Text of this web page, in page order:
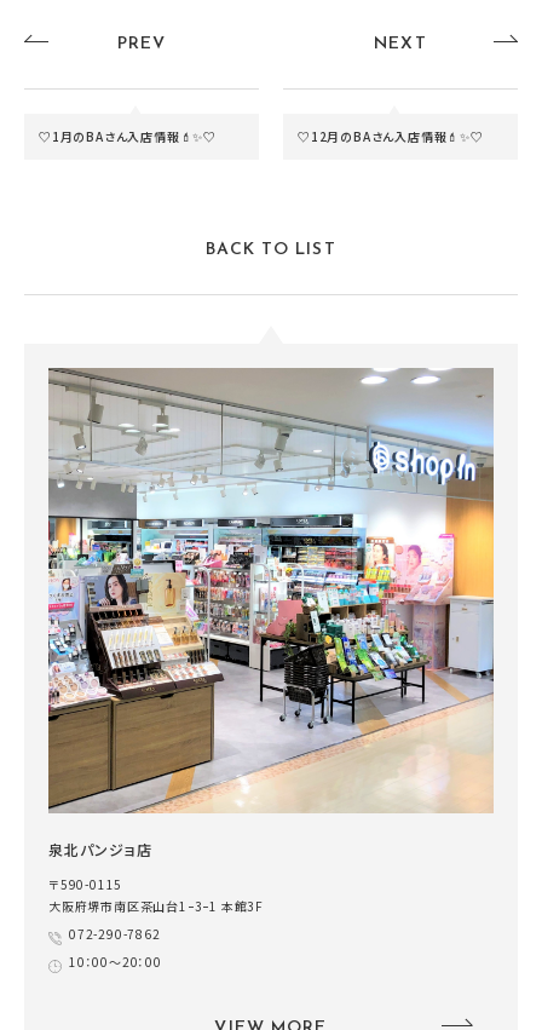
PREV
♡1月のBAさん入店情報💄✨♡
NEXT
♡12月のBAさん入店情報💄✨♡
BACK TO LIST
泉北パンジョ店
〒590-0115
大阪府堺市南区茶山台1ｰ3ｰ1 本館3F
072-290-7862
10：00～20：00